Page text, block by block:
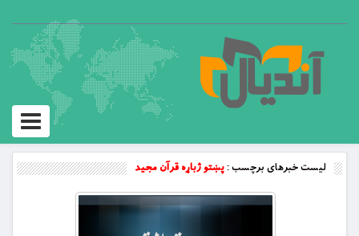
Toggle
لیست خبرهای برچسب :پښتو ژباړه قرآن مجید